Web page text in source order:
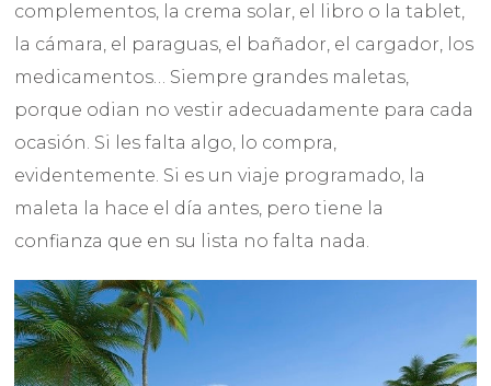
complementos, la crema solar, el libro o la tablet,
la cámara, el paraguas, el bañador, el cargador, los
medicamentos… Siempre grandes maletas,
porque odian no vestir adecuadamente para cada
ocasión. Si les falta algo, lo compra,
evidentemente. Si es un viaje programado, la
maleta la hace el día antes, pero tiene la
confianza que en su lista no falta nada.